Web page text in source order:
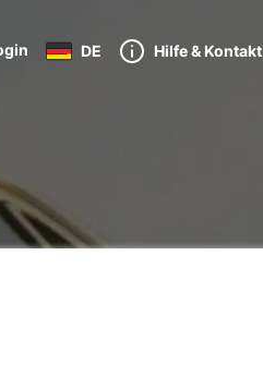
DE Hilfe & Kontakt